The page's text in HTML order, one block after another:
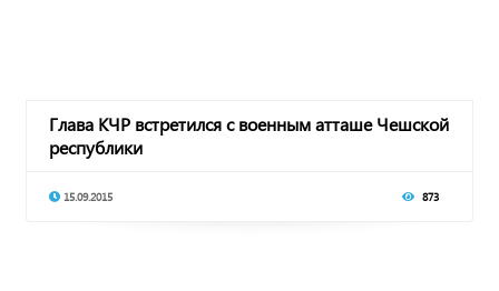
Глава КЧР встретился с военным атташе Чешской
республики
15.09.2015 873